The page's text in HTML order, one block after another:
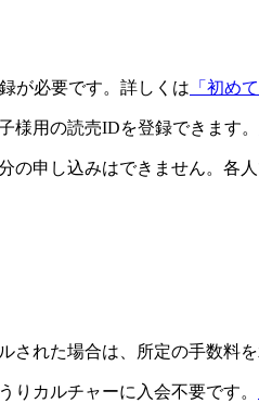
が必要です。詳しくは 「初め
用の読売IDを登録できます。
申し込みはできません。各
れた場合は、所定の手数料を
カルチャーに入会不要です。